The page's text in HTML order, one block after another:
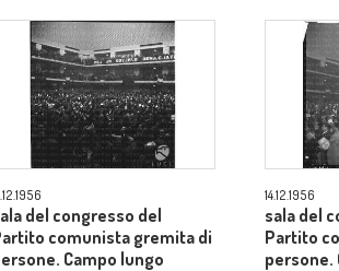
del congresso del
comunista gremita di
Campo lungo
14.12.1956
sala del
Partito
persone.